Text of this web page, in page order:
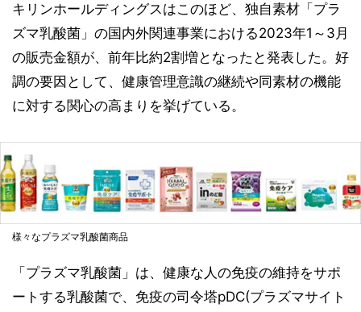
キリンホールディングスはこのほど、独自素材「プラ
ズマ乳酸菌」の国内外関連事業における2023年1～3月
の販売金額が、前年比約2割増となったと発表した。好
調の要因として、健康管理意識の継続や同素材の機能
に対する関心の高まりを挙げている。
様々なプラズマ乳酸菌商品
「プラズマ乳酸菌」は、健康な人の免疫の維持をサポ
ートする乳酸菌で、免疫の司令塔pDC(プラズマサイト